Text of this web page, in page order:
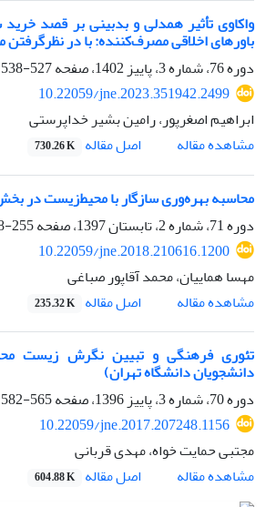
واکاوی تأثیر همدلی و بدبینی بر قصد
باورهای اخلاقی مصرف‌کننده: با در
دوره 76، شماره 3، پاییز 1402، صفحه
527-538
10.22059/jne.2023.351942.2499
ابراهیم اصغرپور، رامین بشیر خداپرستی
مشاهده مقاله
اصل مقاله 730.26 K
محاسبه بهره‌وری سازگار با محیط‌زیست در
دوره 71، شماره 2، تابستان 1397، صفحه
255-268
10.22059/jne.2018.210616.1200
مهسا هماییان، محمد آقاپور صباغی
مشاهده مقاله
اصل مقاله 235.32 K
تئوری فرهنگی و تبیین نگرش زیست
دانشجویان دانشگاه تهران)
دوره 70، شماره 3، پاییز 1396، صفحه
565-582
10.22059/jne.2017.207248.1156
مجتبی حمایت خواه، مهدی قربانی
مشاهده مقاله
اصل مقاله 604.88 K